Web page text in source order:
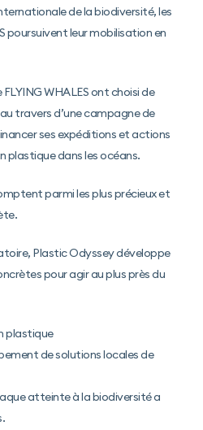
de la biodiversité, les
poursuivent leur mobilisation en
WHALES ont choisi de
travers d’une campagne de
ses expéditions et actions
plastique dans les océans.
parmi les plus précieux et
Plastic Odyssey développe
pour agir au plus près du
plastique
de solutions locales de
atteinte à la biodiversité a